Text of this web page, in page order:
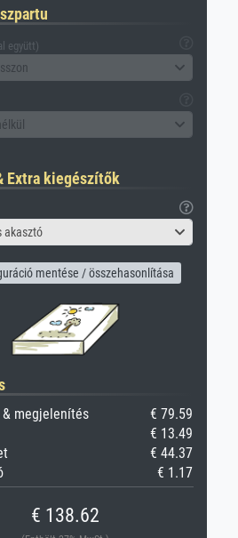
együtt)
Extra kiegészítők
akasztó
mentése / összehasonlítása
megjelenítés
€ 79.59
€ 13.49
€ 44.37
€ 1.17
€ 138.62